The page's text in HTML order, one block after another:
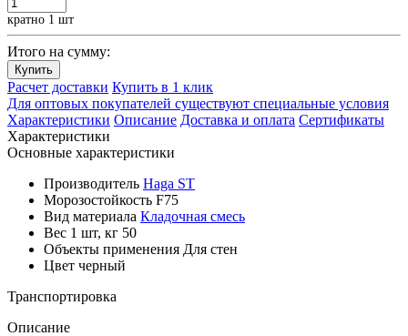
кратно 1 шт
Итого на сумму:
Купить
Расчет доставки Купить в 1 клик
Для оптовых покупателей существуют специальные условия
Характеристики Описание Доставка и оплата Сертификаты
Характеристики
Основные характеристики
Производитель Haga ST
Морозостойкость F75
Вид материала Кладочная смесь
Вес 1 шт, кг 50
Объекты применения Для стен
Цвет черный
Транспортировка
Описание